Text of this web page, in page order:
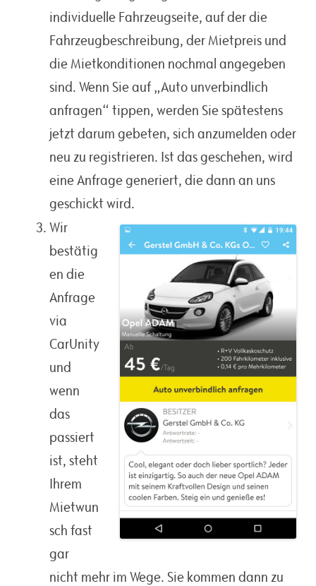
individuelle Fahrzeugseite, auf der die
Fahrzeugbeschreibung, der Mietpreis und
die Mietkonditionen nochmal angegeben
sind. Wenn Sie auf „Auto unverbindlich
anfragen“ tippen, werden Sie spätestens
jetzt darum gebeten, sich anzumelden oder
neu zu registrieren. Ist das geschehen, wird
eine Anfrage generiert, die dann an uns
geschickt wird.
Wir
bestätig
en die
Anfrage
via
CarUnity
und
wenn
das
passiert
ist, steht
Ihrem
Mietwun
sch fast
gar
nicht mehr im Wege. Sie kommen dann zu